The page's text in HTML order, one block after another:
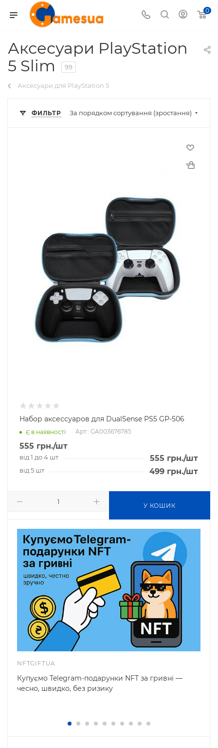
0
Аксесуари PlayStation
5 Slim
99
Аксесуари для PlayStation 5
ФИЛЬТР За порядком сортування (зростання)
Набор аксессуаров для DualSense PS5 GP-506
Є в наявності Арт.: GA003676785
555 грн./шт
від 1 до 4 шт 555 грн./шт
від 5 шт 499 грн./шт
У КОШИК
NFTGIFTUA
Купуємо Telegram-подарунки NFT за гривні —
чесно, швидко, без ризику